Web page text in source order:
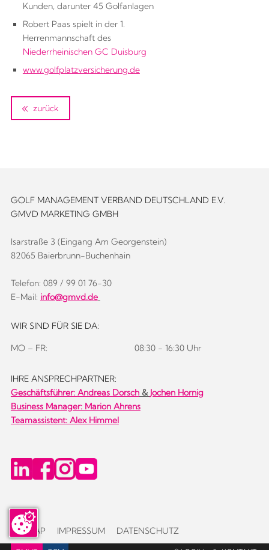
Kunden, darunter 45 Golfanlagen
Robert Paas spielt in der 1.
Herrenmannschaft des
Niederrheinischen GC Duisburg
www.golfplatzversicherung.de
zurück
GOLF MANAGEMENT VERBAND DEUTSCHLAND E.V.
GMVD MARKETING GMBH
Isarstraße 3 (Eingang Am Georgenstein)
82065 Baierbrunn-Buchenhain
Telefon: 089 / 99 01 76-30
E-Mail: info@gmvd.de
WIR SIND FÜR SIE DA:
MO – FR: 08:30 - 16:30 Uhr
IHRE ANSPRECHPARTNER:
Geschäftsführer: Andreas Dorsch& Jochen Hornig
Business Manager: Marion Ahrens
Teamassistent: Alex Himmel
SITEMAP IMPRESSUM DATENSCHUTZ